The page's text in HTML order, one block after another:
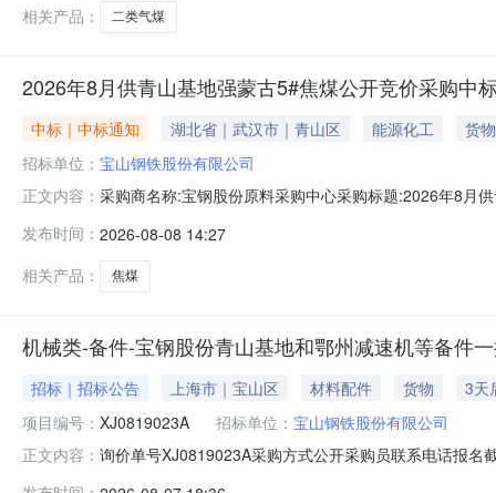
相关产品：
二类气煤
2026年8月供青山基地强蒙古5#焦煤公开竞价采购中
中标｜中标通知 湖北省｜武汉市｜青山区 能源化工
货物
招标单位： 宝山钢铁股份有限公司
正文内容： 采购商名称:宝钢股份原料采购中心采购标题:2026年8月
发布时间： 2026-08-08 14:27
相关产品：
焦煤
机械类-备件-宝钢股份青山基地和鄂州减速机等备件
招标｜招标公告 上海市｜宝山区 材料配件 货物
3天
项目编号： XJ0819023A 招标单位： 宝山钢铁股份有限公司
正文内容： 询价单号XJ0819023A采购方式公开采购员联系电话报